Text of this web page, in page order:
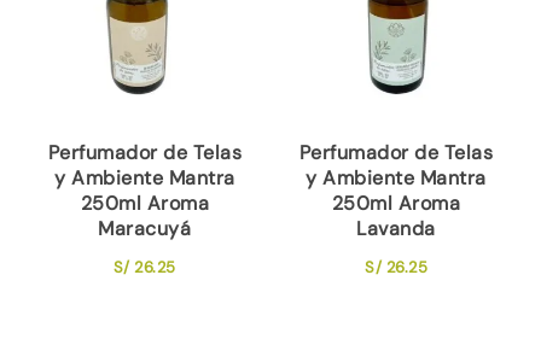
Perfumador de Telas
y Ambiente Mantra
250ml Aroma
Maracuyá
S/26.25
Perfumador de Telas
y Ambiente Mantra
250ml Aroma
Lavanda
S/26.25